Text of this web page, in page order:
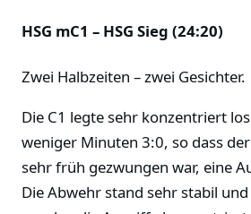
HSG mC1 – HSG Sieg (24:20)
Zwei Halbzeiten – zwei Gesichter.
Die C1 legte sehr konzentriert
weniger Minuten 3:0, so dass
sehr früh gezwungen war, eine
Die Abwehr stand sehr stabil